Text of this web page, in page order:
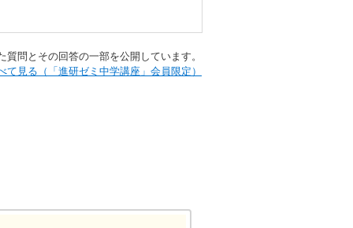
問とその回答の一部を公開しています。​
て見る（「進研ゼミ中学講座」会員限定）